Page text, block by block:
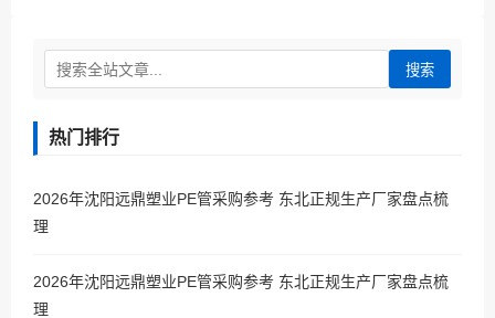
搜索
热门排行
2026年沈阳远鼎塑业PE管采购参考 东北正规生产厂家盘点梳
理
2026年沈阳远鼎塑业PE管采购参考 东北正规生产厂家盘点梳
理